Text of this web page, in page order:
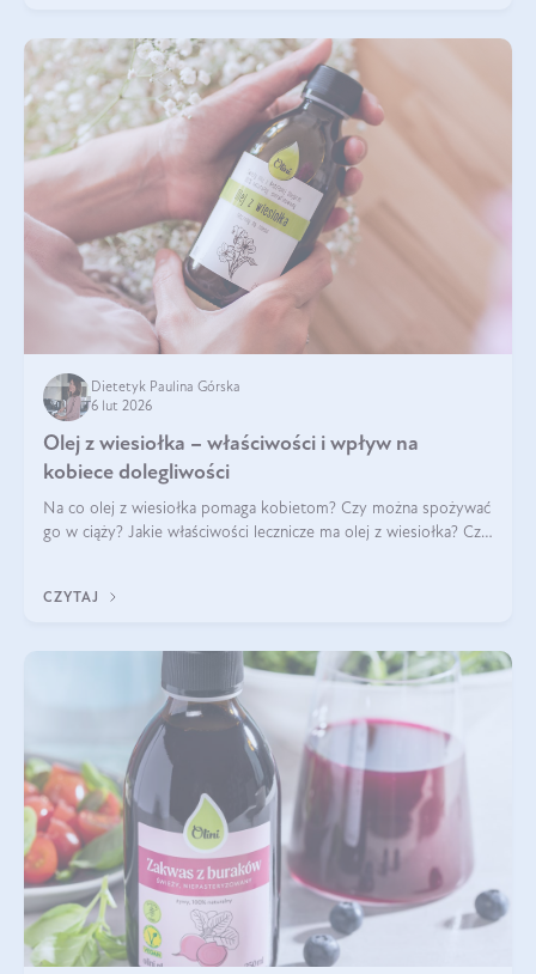
Dietetyk Paulina Górska
6 lut 2026
Olej z wiesiołka – właściwości i wpływ na
kobiece dolegliwości
Na co olej z wiesiołka pomaga kobietom? Czy można spożywać
go w ciąży? Jakie właściwości lecznicze ma olej z wiesiołka? Czy
CZYTAJ